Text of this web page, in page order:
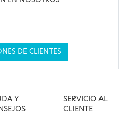
DE CLIENTES
Y
SERVICIO AL
CLIENTE